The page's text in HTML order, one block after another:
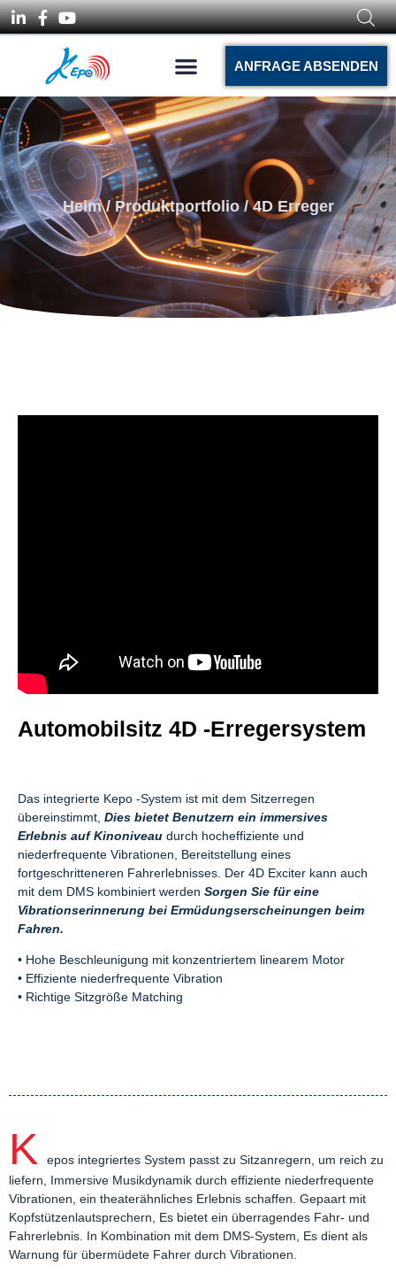
ANFRAGE ABSENDEN
Heim/ Produktportfolio/ 4D Erreger
Automobilsitz 4D -Erregersystem
Das integrierte Kepo -System ist mit dem Sitzerregen
übereinstimmt, Dies bietet Benutzern ein immersives
Erlebnis auf Kinoniveau durch hocheffiziente und
niederfrequente Vibrationen, Bereitstellung eines
fortgeschritteneren Fahrerlebnisses. Der 4D Exciter kann auch
mit dem DMS kombiniert werden Sorgen Sie für eine
Vibrationserinnerung bei Ermüdungserscheinungen beim
Fahren.
• Hohe Beschleunigung mit konzentriertem linearem Motor
• Effiziente niederfrequente Vibration
• Richtige Sitzgröße Matching
K
epos integriertes System passt zu Sitzanregern, um reich zu
liefern, Immersive Musikdynamik durch effiziente niederfrequente
Vibrationen, ein theaterähnliches Erlebnis schaffen. Gepaart mit
Kopfstützenlautsprechern, Es bietet ein überragendes Fahr- und
Fahrerlebnis. In Kombination mit dem DMS-System, Es dient als
Warnung für übermüdete Fahrer durch Vibrationen.